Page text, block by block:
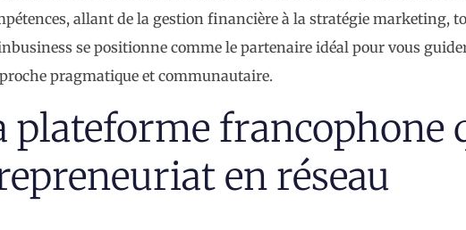
allant de la gestion financière à la stratégie marketing,
se positionne comme le partenaire idéal pour vous
pragmatique et communautaire.
plateforme francophone
en réseau